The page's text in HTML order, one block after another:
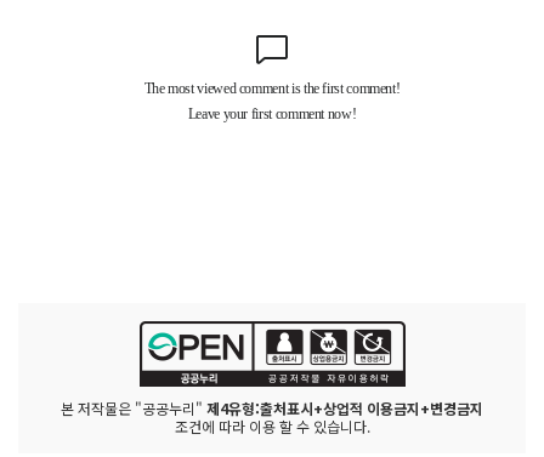
본 저작물은 "공공누리" 제4유형:출처표시+상업적 이용금지+변경금지
조건에 따라 이용 할 수 있습니다.